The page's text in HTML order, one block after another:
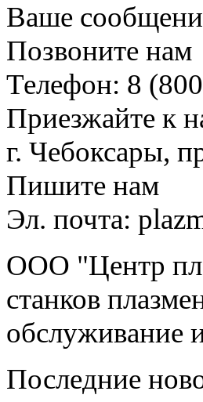
Ваше
Позвоните нам
Телефон: 8
Приезжайте к
г. Чебоксары,
Пишите нам
Эл. почта:
ООО "Центр
станков
обслуживание
Последние